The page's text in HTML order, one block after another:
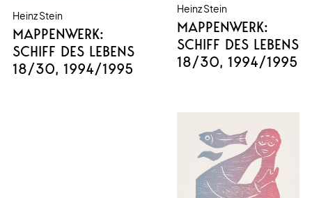
Heinz Stein
MAPPENWERK:
SCHIFF DES LEBENS
18/30, 1994/1995
Heinz Stein
MAPPENWERK:
SCHIFF DES LEBENS
18/30, 1994/1995